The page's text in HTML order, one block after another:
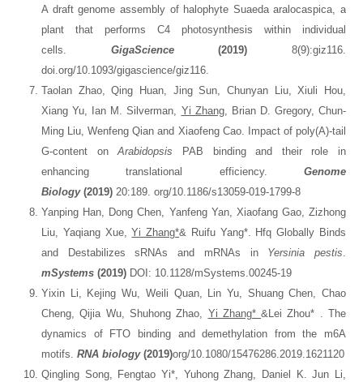
A draft genome assembly of halophyte Suaeda aralocaspica, a
plant that performs C4 photosynthesis within individual
cells. GigaScience(2019) 8(9):giz116.
doi.org/10.1093/gigascience/giz116.
Taolan Zhao, Qing Huan, Jing Sun, Chunyan Liu, Xiuli Hou,
Xiang Yu, Ian M. Silverman, Yi Zhang, Brian D. Gregory, Chun-
Ming Liu, Wenfeng Qian and Xiaofeng Cao. Impact of poly(A)-tail
G-content onArabidopsis PAB binding and their role in
enhancing translational efficiency.
Genome
Biology(2019) 20:189. org/10.1186/s13059-019-1799-8
Yanping Han, Dong Chen, Yanfeng Yan, Xiaofang Gao, Zizhong
Liu, Yaqiang Xue,Yi Zhang*& Ruifu Yang*. Hfq Globally Binds
and Destabilizes sRNAs and mRNAs in Yersinia pestis.
mSystems (2019) DOI: 10.1128/mSystems.00245-19
Yixin Li, Kejing Wu, Weili Quan, Lin Yu, Shuang Chen, Chao
Cheng, Qijia Wu, Shuhong Zhao, Yi Zhang*&Lei Zhou* . The
dynamics of FTO binding and demethylation from the m6A
motifs. RNA biology (2019)org/10.1080/15476286.2019.1621120
Qingling Song, Fengtao Yi*, Yuhong Zhang, Daniel K. Jun Li,